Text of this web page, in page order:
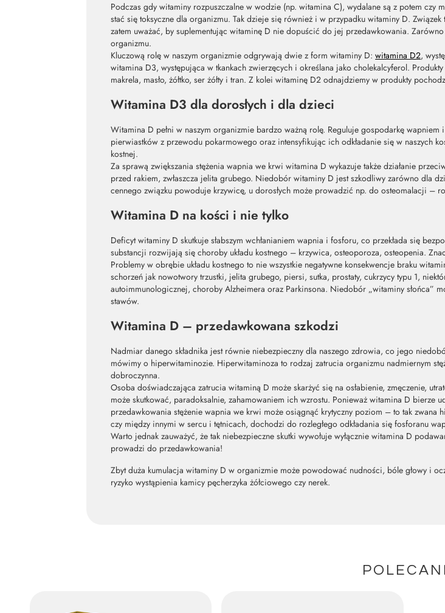
Podczas gdy witaminy rozpuszczalne w wodzie (np. witamina C), wydalane są z potem czy
stać się toksyczne dla organizmu. Tak dzieje się również i w przypadku witaminy D.
zatem uważać, by suplementując witaminę D nie dopuścić do jej przedawkowania.
organizmu.
Kluczową rolę w naszym organizmie odgrywają dwie z form witaminy D:witamina D2,
witamina D3, występująca w tkankach zwierzęcych i określana jako cholekalcyferol.
makrela, masło, żółtko, ser żółty i tran. Z kolei witaminę D2 odnajdziemy w produkty
Witamina D3 dla dorosłych i dla dzieci
Witamina D pełni w naszym organizmie bardzo ważną rolę. Reguluje gospodarkę
pierwiastków z przewodu pokarmowego oraz intensyfikując ich odkładanie się w naszych
kostnej.
Za sprawą zwiększania stężenia wapnia we krwi witamina D wykazuje także działanie
przed rakiem, zwłaszcza jelita grubego. Niedobór witaminy D jest szkodliwy zarówno dla
cennego związku powoduje krzywicę, u dorosłych może prowadzić np. do osteomalacji –
Witamina D na kości i nie tylko
Deficyt witaminy D skutkuje słabszym wchłanianiem wapnia i fosforu, co przekłada się
substancji rozwijają się choroby układu kostnego – krzywica, osteoporoza, osteopenia.
Problemy w obrębie układu kostnego to nie wszystkie negatywne konsekwencje braku
schorzeń jak nowotwory trzustki, jelita grubego, piersi, sutka, prostaty, cukrzycy typu 1,
autoimmunologicznej, choroby Alzheimera oraz Parkinsona. Niedobór „witaminy słońca”
stawów.
Witamina D – przedawkowana szkodzi
Nadmiar danego składnika jest równie niebezpieczny dla naszego zdrowia, co jego
mówimy o hiperwitaminozie. Hiperwitaminoza to rodzaj zatrucia organizmu nadmiernym
dobroczynna.
Osoba doświadczająca zatrucia witaminą D może skarżyć się na osłabienie, zmęczenie,
może skutkować, paradoksalnie, zahamowaniem ich wzrostu. Ponieważ witamina D bierze
przedawkowania stężenie wapnia we krwi może osiągnąć krytyczny poziom – to tak zwana
czy między innymi w sercu i tętnicach, dochodzi do rozległego odkładania się fosforanu
Warto jednak zauważyć, że tak niebezpieczne skutki wywołuje wyłącznie witamina D
prowadzi do przedawkowania!
Zbyt duża kumulacja witaminy D w organizmie może powodować nudności, bóle głowy i
ryzyko wystąpienia kamicy pęcherzyka żółciowego czy nerek.